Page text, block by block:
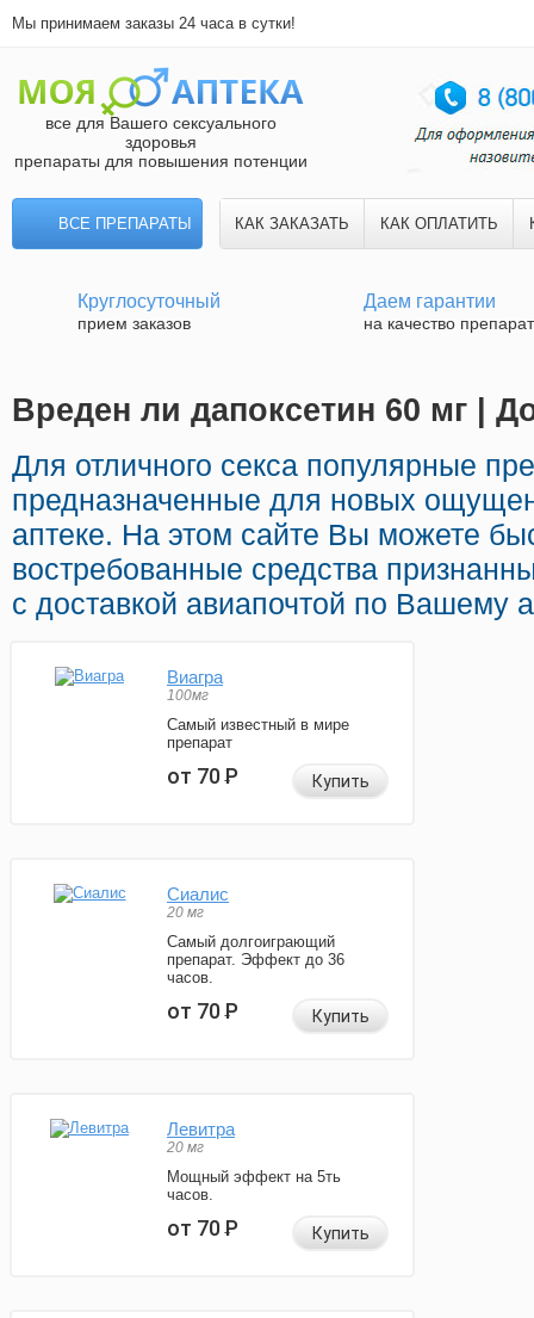
Мы принимаем заказы 24 часа в сутки!
все для Вашего сексуального
здоровья
препараты для повышения потенции
ВСЕ ПРЕПАРАТЫ КАК ЗАКАЗАТЬ КАК ОПЛАТИТЬ
Круглосуточный
прием заказов
Даем гарантии
на качество
Вреден ли дапоксетин 60 мг |
Для отличного секса популярные
предназначенные для новых
аптеке. На этом сайте Вы можете
востребованные средства
с доставкой авиапочтой по Вашему
Виагра
100мг
Самый известный в мире
препарат
от 70Р Купить
Сиалис
20 мг
Самый долгоиграющий
препарат. Эффект до 36
часов.
от 70Р Купить
Левитра
20 мг
Мощный эффект на 5ть
часов.
от 70Р Купить